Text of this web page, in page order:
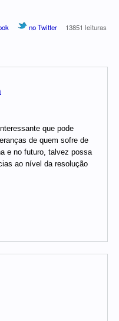
no Twitter 13851 leituras
que pode
de quem sofre de
e no futuro, talvez possa
ao nível da resolução